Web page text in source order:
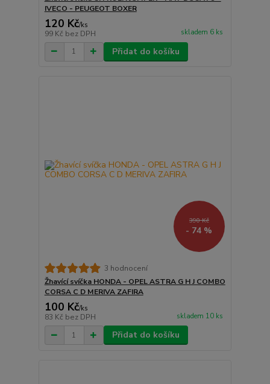
IVECO - PEUGEOT BOXER
120 Kč/ks
99 Kč bez DPH skladem 6 ks
Přidat do košíku
390 Kč
- 74 %
3 hodnocení
Žhavící svíčka HONDA - OPEL ASTRA G H J COMBO
CORSA C D MERIVA ZAFIRA
100 Kč/ks
83 Kč bez DPH skladem 10 ks
Přidat do košíku